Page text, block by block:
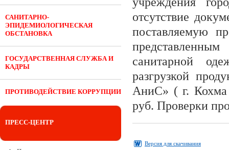
САНИТАРНО-
ЭПИДЕМИОЛОГИЧЕСКАЯ
ОБСТАНОВКА
ГОСУДАРСТВЕННАЯ СЛУЖБА И
КАДРЫ
ПРОТИВОДЕЙСТВИЕ КОРРУПЦИИ
ПРЕСС-ЦЕНТР
отсутствие
поставляемую
санитарной
разгрузкой
АниС» ( г. Кохма
руб. Проверки
Версия для скачивания